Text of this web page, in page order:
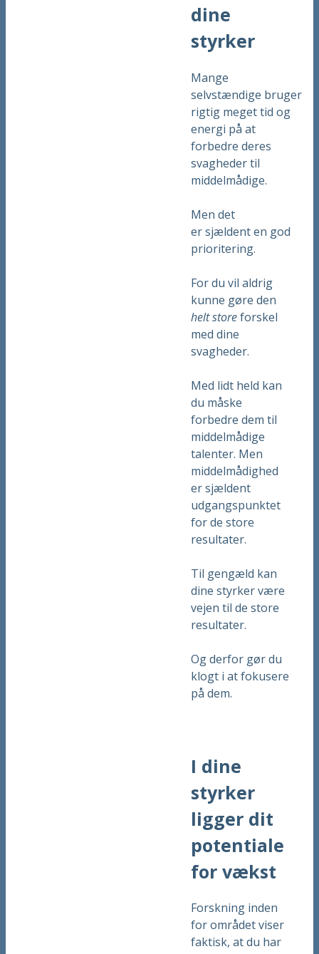
dine
styrker
Mange
selvstændige bruger
rigtig meget tid og
energi på at
forbedre deres
svagheder til
middelmådige.
Men det
er sjældent en god
prioritering.
For du vil aldrig
kunne gøre den
helt storeforskel
med dine
svagheder.
Med lidt held kan
du måske
forbedre dem til
middelmådige
talenter. Men
middelmådighed
er sjældent
udgangspunktet
for de store
resultater.
Til gengæld kan
dine styrker være
vejen til de store
resultater.
Og derfor gør du
klogt i at fokusere
på dem.
I dine
styrker
ligger dit
potentiale
for vækst
Forskning inden
for området viser
faktisk, at du har